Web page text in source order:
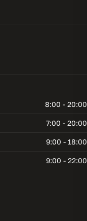
8:00 - 20:00
7:00 - 20:00
9:00 - 18:00
9:00 - 22:00